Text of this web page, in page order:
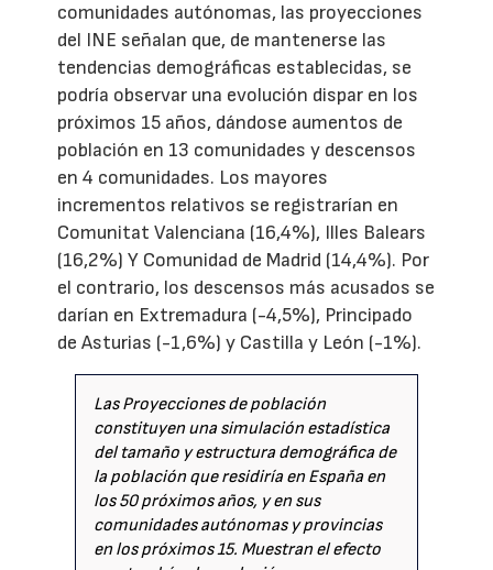
comunidades autónomas, las proyecciones
del INE señalan que, de mantenerse las
tendencias demográficas establecidas, se
podría observar una evolución dispar en los
próximos 15 años, dándose aumentos de
población en 13 comunidades y descensos
en 4 comunidades. Los mayores
incrementos relativos se registrarían en
Comunitat Valenciana (16,4%), Illes Balears
(16,2%) Y Comunidad de Madrid (14,4%). Por
el contrario, los descensos más acusados se
darían en Extremadura (-4,5%), Principado
de Asturias (-1,6%) y Castilla y León (-1%).
Las Proyecciones de población
constituyen una simulación estadística
del tamaño y estructura demográfica de
la población que residiría en España en
los 50 próximos años, y en sus
comunidades autónomas y provincias
en los próximos 15. Muestran el efecto